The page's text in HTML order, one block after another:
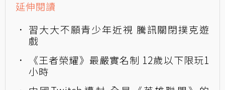
延伸閱讀
習大大不願青少年近視 騰訊關閉撲克遊
戲
《王者榮耀》最嚴實名制 12歲以下限玩1
小時